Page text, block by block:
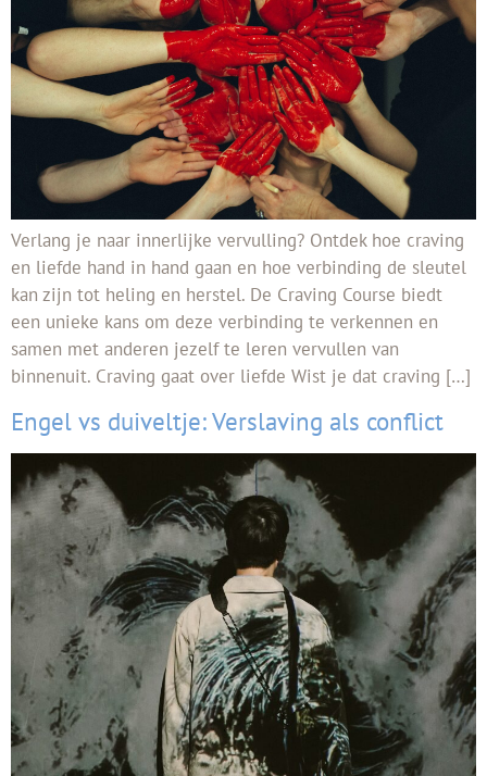
Verlang je naar innerlijke vervulling? Ontdek hoe craving
en liefde hand in hand gaan en hoe verbinding de sleutel
kan zijn tot heling en herstel. De Craving Course biedt
een unieke kans om deze verbinding te verkennen en
samen met anderen jezelf te leren vervullen van
binnenuit. Craving gaat over liefde Wist je dat craving […]
Engel vs duiveltje: Verslaving als conflict